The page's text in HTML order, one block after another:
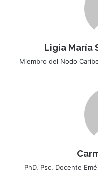
Ligia María
Miembro del Nodo
PhD. Psc. Docente